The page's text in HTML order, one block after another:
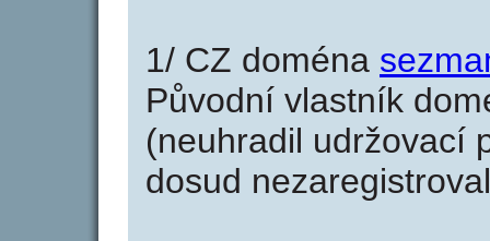
1/ CZ doména
Původní vlastník
(neuhradil udržovací
dosud